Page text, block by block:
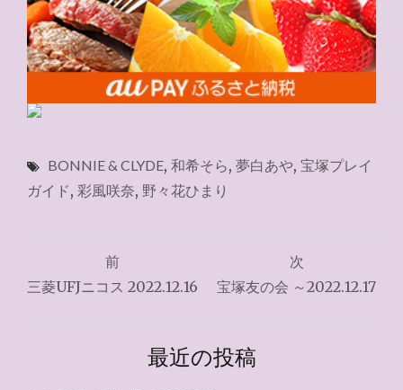
BONNIE & CLYDE, 和希そら, 夢白あや, 宝塚プレイ
ガイド, 彩風咲奈, 野々花ひまり
稿
前
三菱UFJニコス 2022.12.16
次
宝塚友の会 ～2022.12.17
最近の投稿